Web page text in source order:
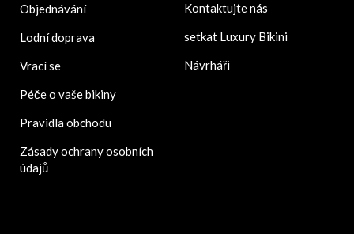
Objednávání
Lodní doprava
Vrací se
Péče o vaše bikiny
Pravidla obchodu
Zásady ochrany osobních
údajů
Kontaktujte nás
setkat Luxury Bikini
Návrháři